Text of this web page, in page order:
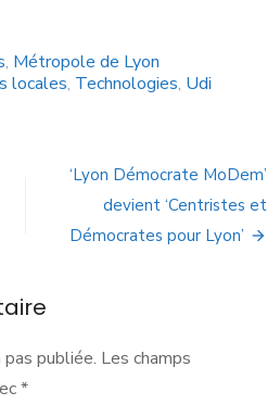
, Métropole de Lyon
locales, Technologies, Udi
‘Lyon Démocrate MoDem’
devient ‘Centristes et
Démocrates pour Lyon’
publiée. Les champs
*